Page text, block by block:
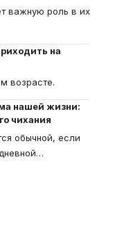
важную роль в их
на
возрасте.
нашей жизни:
чихания
обычной, если
…